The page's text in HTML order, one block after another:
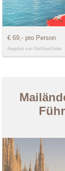
€ 69,- pro Person
Angebot von GetYourGuide